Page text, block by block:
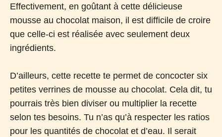
Effectivement, en goûtant à cette délicieuse
mousse au chocolat maison, il est difficile de croire
que celle-ci est réalisée avec seulement deux
ingrédients.
D’ailleurs, cette recette te permet de concocter six
petites verrines de mousse au chocolat. Cela dit, tu
pourrais très bien diviser ou multiplier la recette
selon tes besoins. Tu n’as qu’à respecter les ratios
pour les quantités de chocolat et d’eau. Il serait